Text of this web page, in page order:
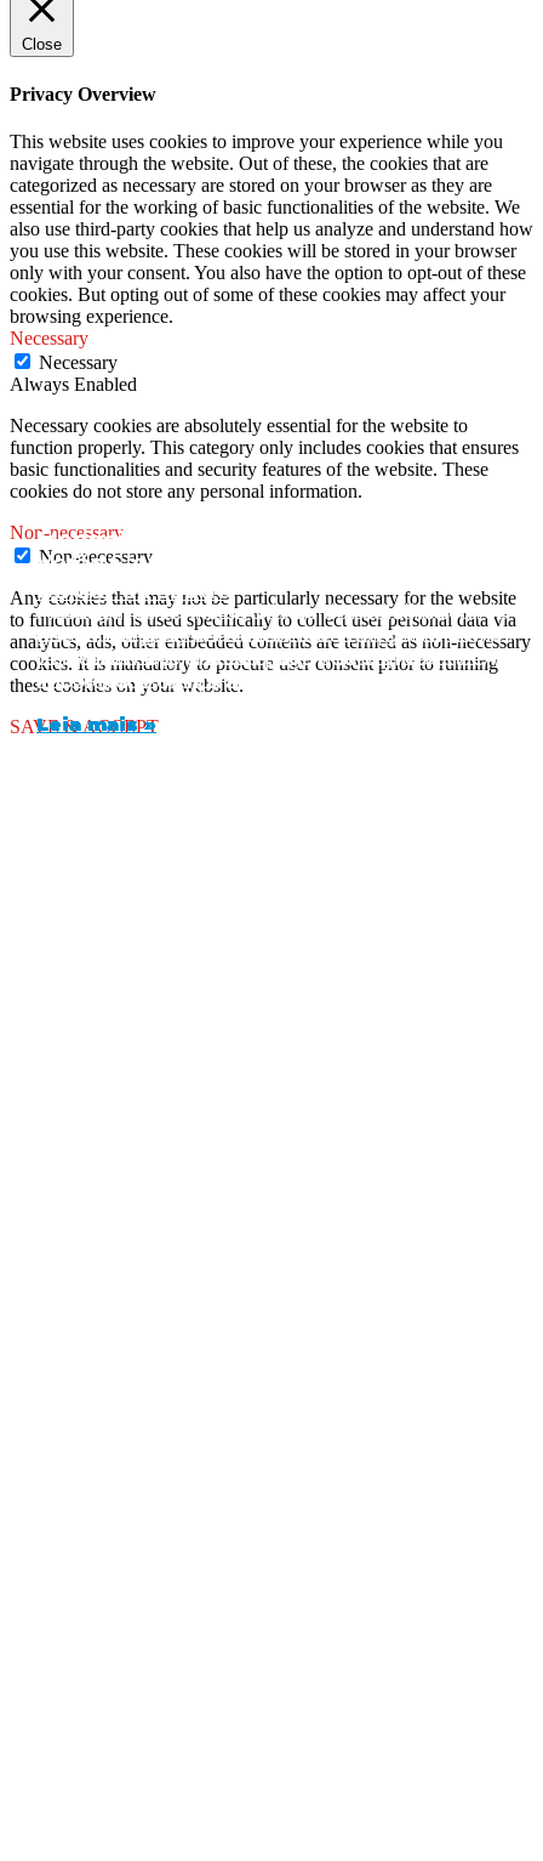
Medicamento de referência pode ser
substituído por genérico?
Muita gente tem essa dúvida: o medicamento de
referência pode ser substituído por genérico? A
resposta é sim, mas com algumas regras
importantes. Neste artigo,
Leia mais »
5 principais tendências em saúde mental
que as empresas devem observar
A saúde mental no ambiente de trabalho tem
ganhado espaço nas discussões corporativas e se
tornou uma prioridade para muitas empresas. A
importância de manter
Leia mais »
Verão Saudável: Dicas Essenciais para
Cuidar da Saúde
Com a chegada do verão, muitos de nós ansiamos
pelos dias ensolarados e pela oportunidade de
aproveitar o tempo ao ar livre. No entanto, é
Leia mais »
Close
Privacy Overview
This website uses cookies to improve your experience while you
navigate through the website. Out of these, the cookies that are
categorized as necessary are stored on your browser as they are
essential for the working of basic functionalities of the website. We
also use third-party cookies that help us analyze and understand how
you use this website. These cookies will be stored in your browser
only with your consent. You also have the option to opt-out of these
cookies. But opting out of some of these cookies may affect your
browsing experience.
Necessary
Necessary
Always Enabled
Necessary cookies are absolutely essential for the website to
function properly. This category only includes cookies that ensures
basic functionalities and security features of the website. These
cookies do not store any personal information.
Non-necessary
Non-necessary
Any cookies that may not be particularly necessary for the website
to function and is used specifically to collect user personal data via
analytics, ads, other embedded contents are termed as non-necessary
cookies. It is mandatory to procure user consent prior to running
these cookies on your website.
SAVE & ACCEPT